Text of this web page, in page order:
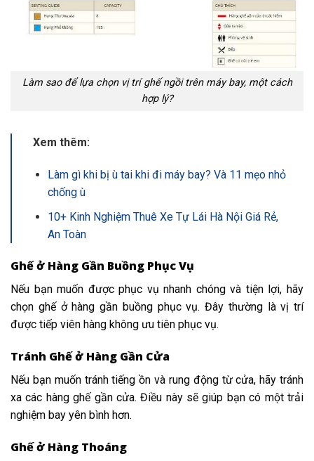
Làm sao để lựa chọn vị trí ghế ngồi trên máy bay, một cách
hợp lý?
Xem thêm:
Làm gì khi bị ù tai khi đi máy bay? Và 11 mẹo nhỏ
chống ù
10+ Kinh Nghiệm Thuê Xe Tự Lái Hà Nội Giá Rẻ,
An Toàn
Ghế ở Hàng Gần Buồng Phục Vụ
Nếu bạn muốn được phục vụ nhanh chóng và tiện lợi, hãy
chọn ghế ở hàng gần buồng phục vụ. Đây thường là vị trí
được tiếp viên hàng không ưu tiên phục vụ.
Tránh Ghế ở Hàng Gần Cửa
Nếu bạn muốn tránh tiếng ồn và rung động từ cửa, hãy tránh
xa các hàng ghế gần cửa. Điều này sẽ giúp bạn có một trải
nghiệm bay yên bình hơn.
Ghế ở Hàng Thoáng